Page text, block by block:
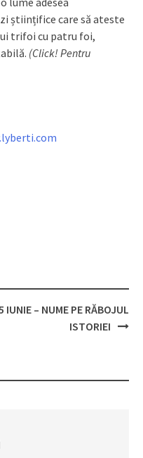
științifice care să ateste
trifoi cu patru foi,
(Click! Pentru
IUNIE – NUME PE RĂBOJUL
ISTORIEI